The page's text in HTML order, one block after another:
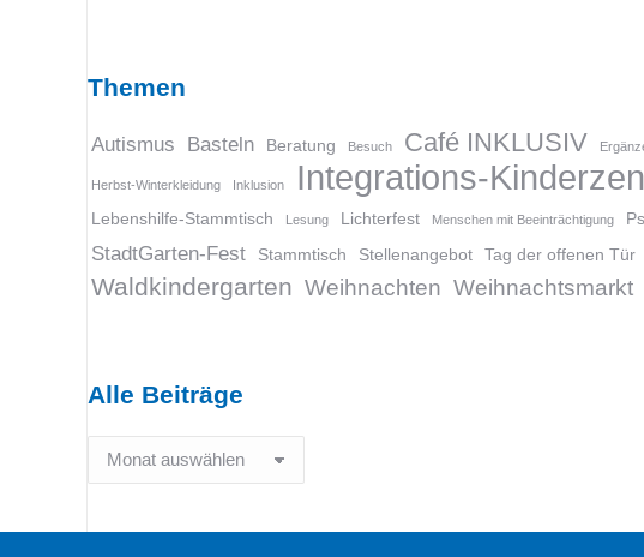
Themen
Autismus Basteln Beratung Besuch Café INKLUSIV
Herbst-Winterkleidung Inklusion Integrations-
Lebenshilfe-Stammtisch
Lesung Lichterfest Menschen mit Beeinträchtigung
StadtGarten-Fest Stammtisch Stellenangebot Tag der offenen Tür
Waldkindergarten Weihnachten Weihnachtsmarkt
Alle Beiträge
Alle